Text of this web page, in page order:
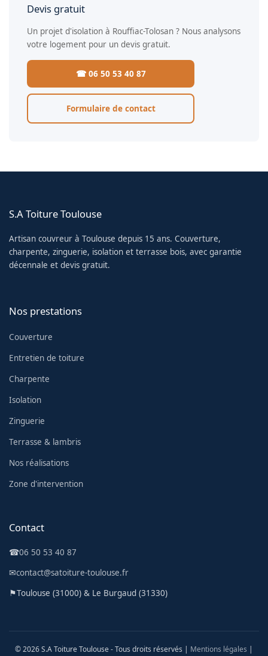
Devis gratuit
Un projet d'isolation à Rouffiac-Tolosan ? Nous analysons
votre logement pour un devis gratuit.
☎ 06 50 53 40 87
Formulaire de contact
S.A Toiture Toulouse
Artisan couvreur à Toulouse depuis 15 ans. Couverture,
charpente, zinguerie, isolation et terrasse bois, avec garantie
décennale et devis gratuit.
Nos prestations
Couverture
Entretien de toiture
Charpente
Isolation
Zinguerie
Terrasse & lambris
Nos réalisations
Zone d'intervention
Contact
☎06 50 53 40 87
✉contact@satoiture-toulouse.fr
⚑Toulouse (31000) & Le Burgaud (31330)
© 2026 S.A Toiture Toulouse - Tous droits réservés | Mentions légales |